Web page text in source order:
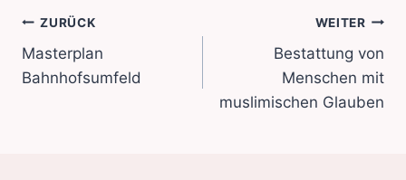
Beitragsnavigation
ZURÜCK
Masterplan
Bahnhofsumfeld
WEITER
Bestattung von
Menschen mit
muslimischen Glauben